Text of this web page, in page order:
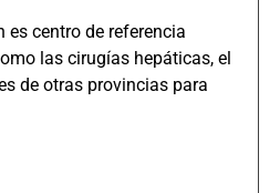
centro de referencia
las cirugías hepáticas, el
de otras provincias para